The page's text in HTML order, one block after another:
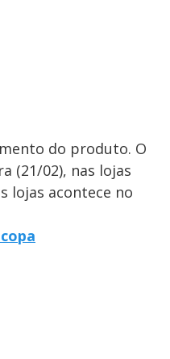
do produto. O
(21/02), nas lojas
lojas acontece no